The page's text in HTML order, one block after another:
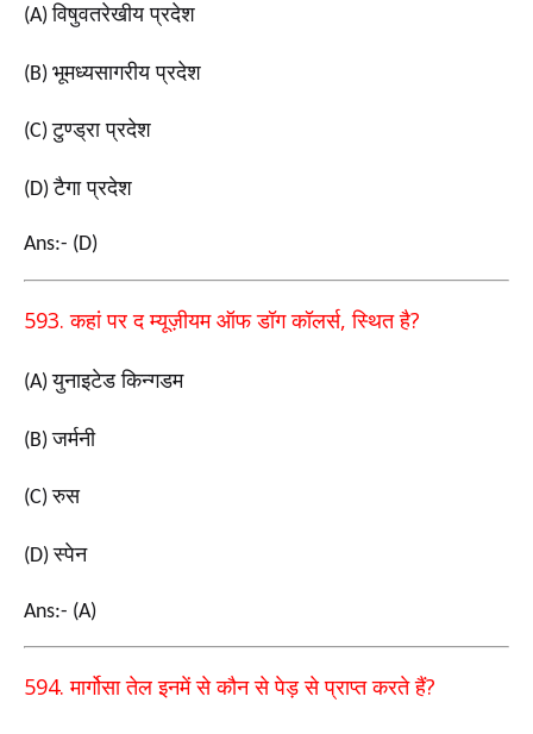
(A)विषुवतरेखीय प्रदेश
(B) भूमध्यसागरीय प्रदेश
(C)टुण्ड्रा प्रदेश
(D)टैगा प्रदेश
Ans:- (D)
593.कहां पर द म्यूज़ीयम ऑफ डॉग कॉलर्स,स्थित है?
(A)युनाइटेड किन्गडम
(B)जर्मनी
(C)रुस
(D)स्पेन
Ans:- (A)
594.मार्गोसा तेल इनमें से कौन से पेड़ से प्राप्त करते हैं?